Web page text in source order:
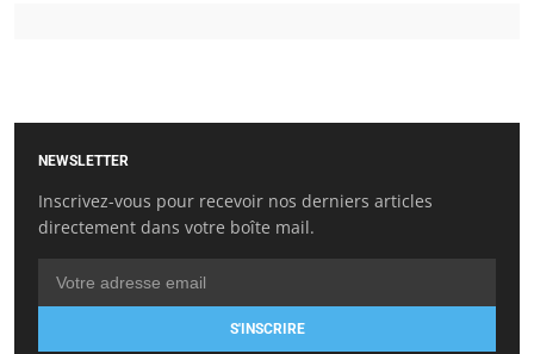
NEWSLETTER
Inscrivez-vous pour recevoir nos derniers articles
directement dans votre boîte mail.
S'INSCRIRE